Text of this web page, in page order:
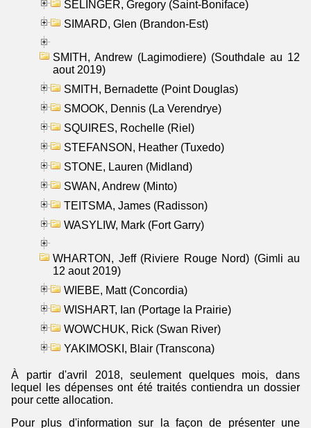
SELINGER, Gregory (Saint-Boniface)
SIMARD, Glen (Brandon-Est)
SMITH, Andrew (Lagimodiere) (Southdale au 12
aout 2019)
SMITH, Bernadette (Point Douglas)
SMOOK, Dennis (La Verendrye)
SQUIRES, Rochelle (Riel)
STEFANSON, Heather (Tuxedo)
STONE, Lauren (Midland)
SWAN, Andrew (Minto)
TEITSMA, James (Radisson)
WASYLIW, Mark (Fort Garry)
WHARTON, Jeff (Riviere Rouge Nord) (Gimli au
12 aout 2019)
WIEBE, Matt (Concordia)
WISHART, Ian (Portage la Prairie)
WOWCHUK, Rick (Swan River)
YAKIMOSKI, Blair (Transcona)
À partir d'avril 2018, seulement quelques mois, dans
lequel les dépenses ont été traités contiendra un dossier
pour cette allocation.
Pour plus d'information sur la façon de présenter une